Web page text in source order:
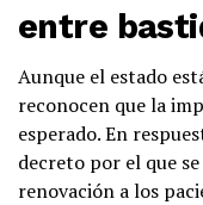
entre
Aunque el estado
reconocen que la
esperado. En
decreto por el que
renovación a los